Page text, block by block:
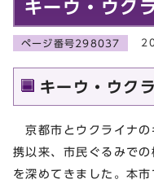
キーウ・ウク
ページ番号298037
キーウ・ウク
京都市とウクライナ
携以来、市民ぐるみで
を深めてきました。本